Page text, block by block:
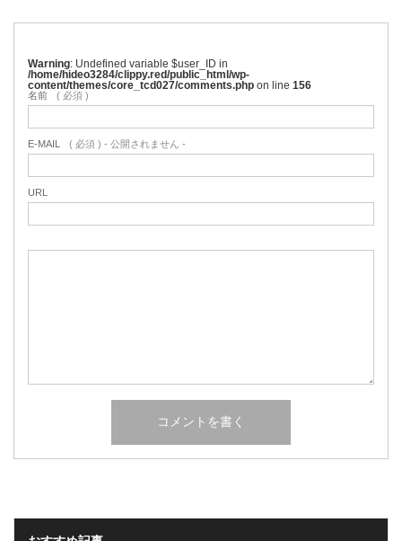
Warning : Undefined variable $user_ID in
/home/hideo3284/clippy.red/public_html/wp-
content/themes/core_tcd027/comments.php on line 156
名前 ( 必須 )
E-MAIL ( 必須 ) - 公開されません -
URL